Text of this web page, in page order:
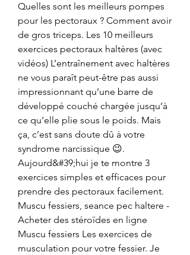
Quelles sont les meilleurs pompes
pour les pectoraux ? Comment avoir
de gros triceps. Les 10 meilleurs
exercices pectoraux haltères (avec
vidéos) L’entraînement avec haltères
ne vous paraît peut-être pas aussi
impressionnant qu’une barre de
développé couché chargée jusqu’à
ce qu’elle plie sous le poids. Mais
ça, c’est sans doute dû à votre
syndrome narcissique 😉.
Aujourd&#39;hui je te montre 3
exercices simples et efficaces pour
prendre des pectoraux facilement.
Muscu fessiers, seance pec haltere -
Acheter des stéroïdes en ligne
Muscu fessiers Les exercices de
musculation pour votre fessier. Je